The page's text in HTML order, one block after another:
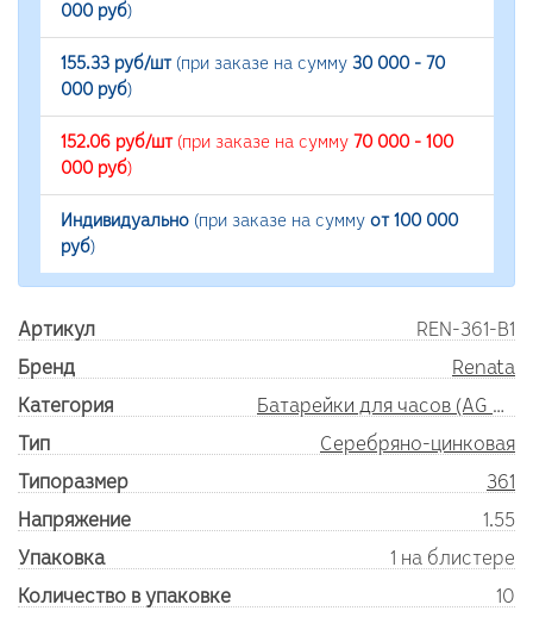
000 руб)
155.33 руб/шт(при заказе на сумму 30 000 - 70
000 руб)
152.06 руб/шт(при заказе на сумму 70 000 - 100
000 руб)
Индивидуально (при заказе на сумму от 100 000
руб)
Артикул
REN-361-B1
Бренд
Renata
Категория
Батарейки для часов (AG SR)
Тип
Серебряно-цинковая
Типоразмер
361
Напряжение
1.55
Упаковка
1 на блистере
Количество в упаковке
10